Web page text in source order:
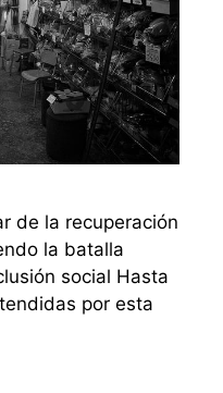
de la recuperación
la batalla
social Hasta
por esta